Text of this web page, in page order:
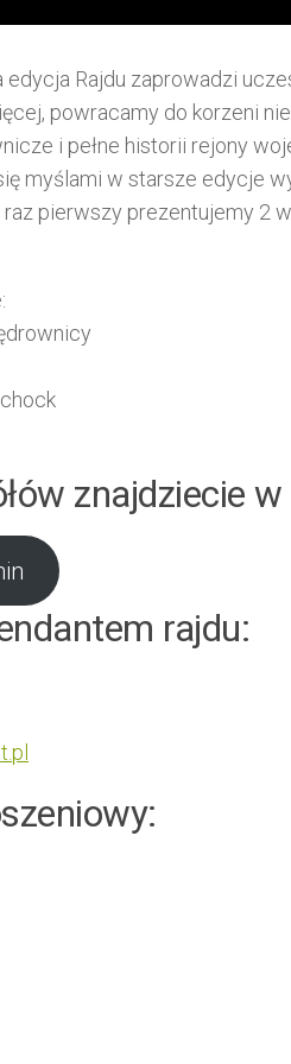
Rajdu zaprowadzi
powracamy do korzeni
i pełne historii rejony
myślami w starsze edycje
pierwszy prezentujemy 2
znajdziecie
rajdu: